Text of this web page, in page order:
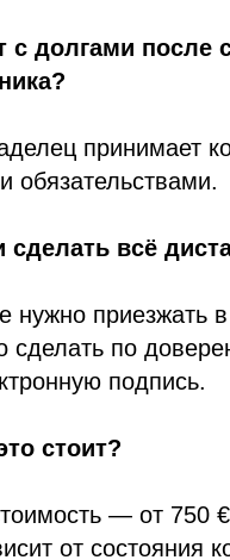
с долгами после
принимает
обязательствами.
всё
нужно приезжать
сделать по
подпись.
стоит?
— от 750
от состояния